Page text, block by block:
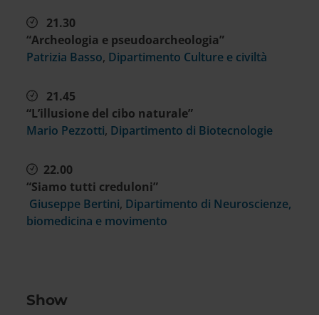
21.30
“Archeologia e pseudoarcheologia”
Patrizia Basso, Dipartimento Culture e civiltà
21.45
“L’illusione del cibo naturale”
Mario Pezzotti, Dipartimento di Biotecnologie
22.00
“Siamo tutti creduloni”
Giuseppe Bertini, Dipartimento di Neuroscienze,
biomedicina e movimento
Show